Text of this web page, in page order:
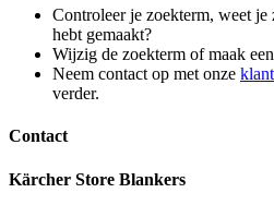
Controleer je zoekterm, weet je
hebt gemaakt?
Wijzig de zoekterm of maak
Neem contact op met onze
verder.
Contact
Kärcher Store Blankers